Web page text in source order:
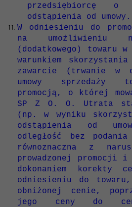
przedsiębiorcę o
odstąpienia od umowy.
W odniesieniu do
na umożliwieniu
(dodatkowego) towaru
warunkiem
zawarcie (trwanie w
umowy sprzedaży
promocją, o której
SP Z O. O. Utrata
(np. w wyniku
odstąpienia od
odległość bez
równoznaczna z
prowadzonej promocji i
dokonaniem korekty
odniesieniu do
obniżonej cenie,
jego ceny do